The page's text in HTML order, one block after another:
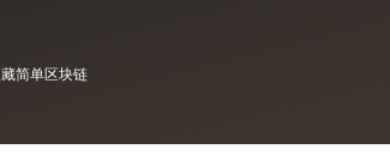
简单区块链